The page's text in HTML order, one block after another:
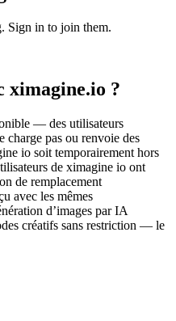
Sign in to join them.
ximagine.io ?
— des utilisateurs
charge pas ou renvoie des
io soit temporairement hors
de ximagine io ont
de remplacement
avec les mêmes
d’images par IA
créatifs sans restriction — le